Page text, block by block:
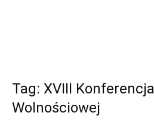
Tag: XVIII
Wolnościowej